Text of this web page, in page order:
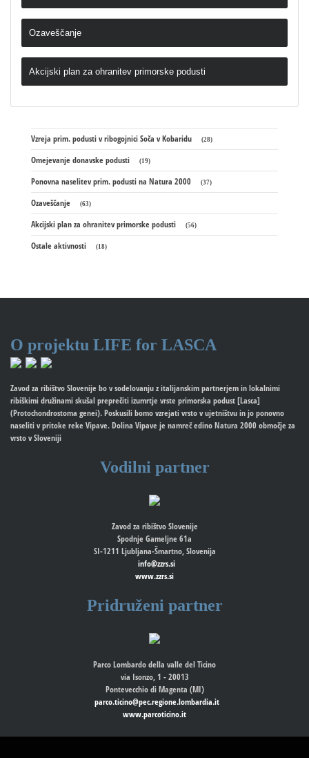
Ozaveščanje
Akcijski plan za ohranitev primorske podusti
Vzreja prim. podusti v ribogojnici Soča v Kobaridu (28)
Omejevanje donavske podusti (19)
Ponovna naselitev prim. podusti na Natura 2000 (37)
Ozaveščanje (63)
Akcijski plan za ohranitev primorske podusti (56)
Ostale aktivnosti (18)
O projektu LIFE for LASCA
Zavod za ribištvo Slovenije bo v sodelovanju z italijanskim partnerjem in lokalnimi
ribiškimi družinami skušal preprečiti izumrtje vrste primorska podust [Lasca]
(Protochondrostoma genei). Poskusili bomo vzrejati vrsto v ujetništvu in jo ponovno
naseliti v pritoke reke Vipave. Dolina Vipave je namreč edino Natura 2000 območje za
vrsto v Sloveniji
Vodilni partner
Zavod za ribištvo Slovenije
Spodnje Gameljne 61a
SI-1211 Ljubljana-Šmartno, Slovenija
info@zzrs.si
www.zzrs.si
Pridruženi partner
Parco Lombardo della valle del Ticino
via Isonzo, 1 - 20013
Pontevecchio di Magenta (MI)
parco.ticino@pec.regione.lombardia.it
www.parcoticino.it